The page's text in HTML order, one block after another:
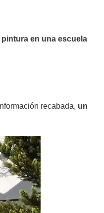
en una escuela
recabada, un